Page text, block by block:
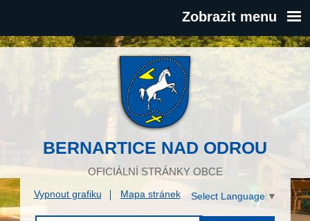
Zobrazit menu
BERNARTICE NAD ODROU
OFICIÁLNÍ STRÁNKY OBCE
Vypnout grafiku Mapa stránek Select Language ▼